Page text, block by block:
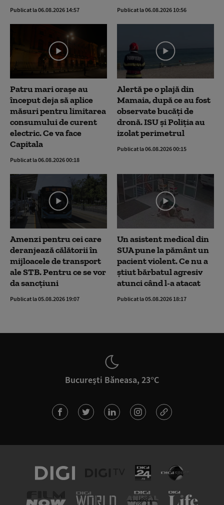
Publicat la 06.08.2026 14:57 Publicat la 06.08.2026 10:56
Patru mari orașe au
început deja să aplice
măsuri pentru limitarea
consumului de curent
electric. Ce va face
Capitala
Publicat la 06.08.2026 00:18
Alertă pe o plajă din
Mamaia, după ce au fost
observate bucăți de
dronă. ISU și Poliția au
izolat perimetrul
Publicat la 06.08.2026 00:15
Amenzi pentru cei care
deranjează călătorii în
mijloacele de transport
ale STB. Pentru ce se vor
da sancțiuni
Publicat la 05.08.2026 19:07
Un asistent medical din
SUA pune la pământ un
pacient violent. Ce nu a
știut bărbatul agresiv
atunci când l-a atacat
Publicat la 05.08.2026 18:17
București Băneasa, 23°C